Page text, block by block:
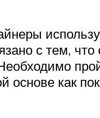
с тем,
основе как